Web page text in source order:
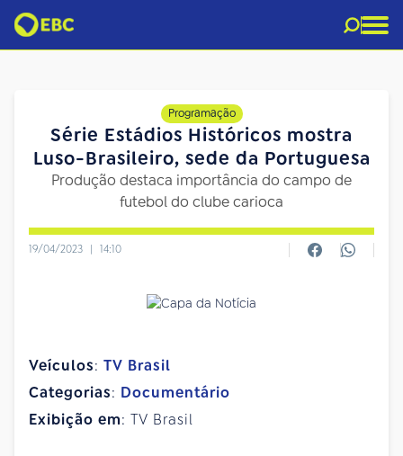
Programação
Série Estádios Históricos mostra
Luso-Brasileiro, sede da Portuguesa
Produção destaca importância do campo de
futebol do clube carioca
19/04/2023 | 14:10
Veículos: TV Brasil
Categorias: Documentário
Exibição em: TV Brasil